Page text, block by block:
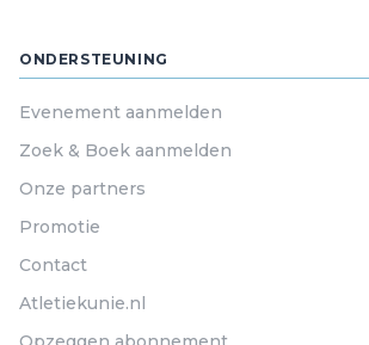
ONDERSTEUNING
Evenement aanmelden
Zoek & Boek aanmelden
Onze partners
Promotie
Contact
Atletiekunie.nl